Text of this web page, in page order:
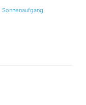
Sonnenaufgang